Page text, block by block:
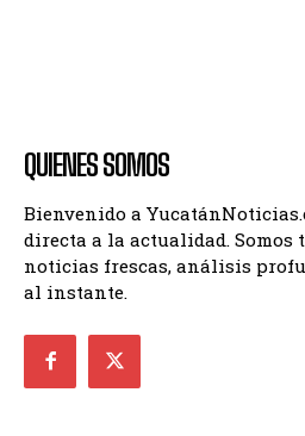
QUIENES SOMOS
Bienvenido a
directa a la actualidad. Somos
noticias frescas, análisis
al instante.